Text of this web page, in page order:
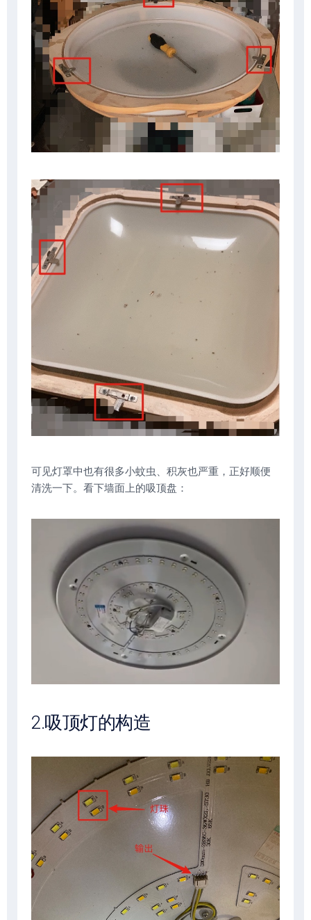
可见灯罩中也有很多小蚊虫、积灰也严重，正好顺便
清洗一下。看下墙面上的吸顶盘：
2.吸顶灯的构造